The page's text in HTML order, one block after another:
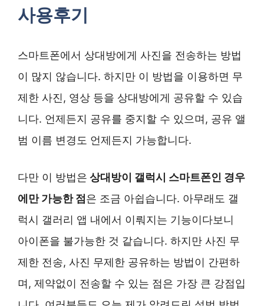
사용후기
스마트폰에서 상대방에게 사진을 전송하는 방법
이 많지 않습니다. 하지만 이 방법을 이용하면 무
제한 사진, 영상 등을 상대방에게 공유할 수 있습
니다. 언제든지 공유를 중지할 수 있으며, 공유 앨
범 이름 변경도 언제든지 가능합니다.
다만 이 방법은 상대방이 갤럭시 스마트폰인 경우
에만 가능한 점은 조금 아쉽습니다. 아무래도 갤
럭시 갤러리 앱 내에서 이뤄지는 기능이다보니
아이폰을 불가능한 것 같습니다. 하지만 사진 무
제한 전송, 사진 무제한 공유하는 방법이 간편하
며, 제약없이 전송할 수 있는 점은 가장 큰 강점입